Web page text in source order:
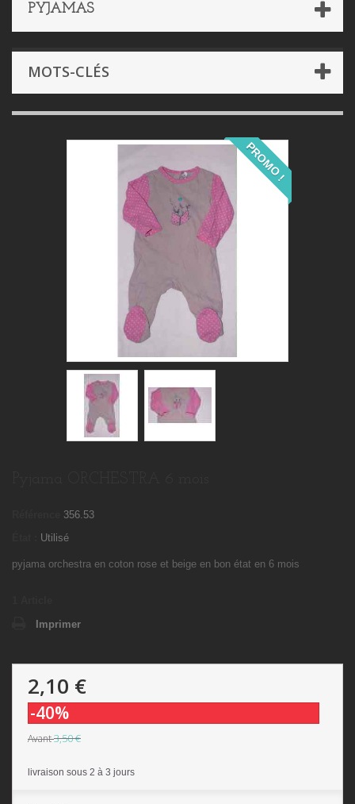
PYJAMAS
MOTS-CLÉS
PROMO !
356.53
Utilisé
pyjama orchestra en coton rose et beige en bon état en 6 mois
Imprimer
2,10 €
-40%
Avant3,50 €
livraison sous 2 à 3 jours